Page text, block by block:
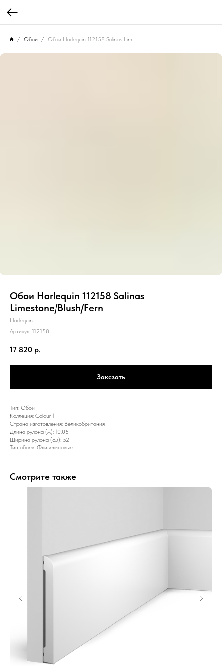
Обои
Обои Harlequin 112158 Salinas
Limestone/Blush/Fern
Harlequin
Артикул: 112158
17 820 р.
Заказать
Тип: Обои
Коллеция: Colour 1
Страна изготовления: Великобритания
Длина рулона (м): 10.05
Ширина рулона (см): 52
Тип обоев: Флизелиновые
Смотрите также